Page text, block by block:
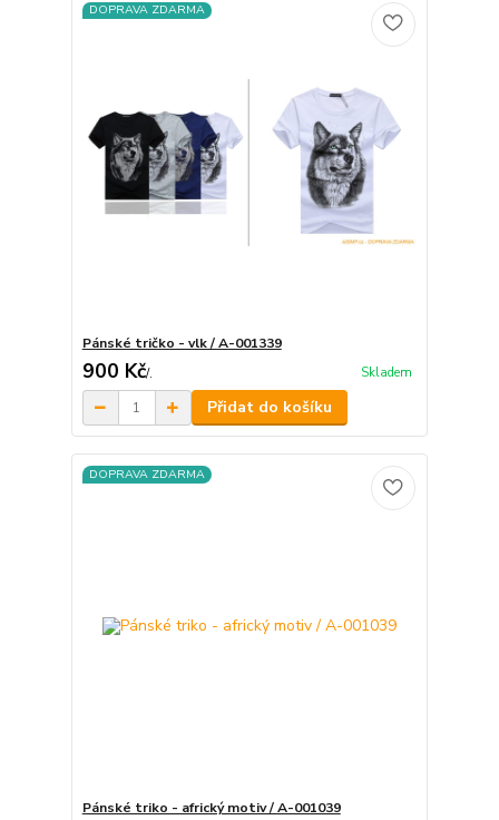
DOPRAVA ZDARMA
Pánské tričko - vlk / A-001339
900 Kč/. Skladem
Přidat do košíku
DOPRAVA ZDARMA
Pánské triko - africký motiv / A-001039